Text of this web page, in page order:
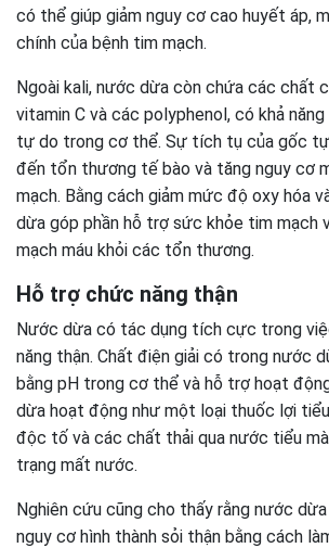
có thể giúp giảm nguy cơ cao huyết áp,
chính của bệnh tim mạch.
Ngoài kali, nước dừa còn chứa các chất
vitamin C và các polyphenol, có khả
tự do trong cơ thể. Sự tích tụ của gốc
đến tổn thương tế bào và tăng nguy cơ
mạch. Bằng cách giảm mức độ oxy hóa
dừa góp phần hỗ trợ sức khỏe tim mạch
mạch máu khỏi các tổn thương.
Hỗ trợ chức năng thận
Nước dừa có tác dụng tích cực trong
năng thận. Chất điện giải có trong nước
bằng pH trong cơ thể và hỗ trợ hoạt
dừa hoạt động như một loại thuốc lợi
độc tố và các chất thải qua nước tiểu
trạng mất nước.
Nghiên cứu cũng cho thấy rằng nước
nguy cơ hình thành sỏi thận bằng cách